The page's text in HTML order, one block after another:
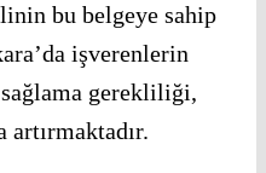
bu belgeye sahip
işverenlerin
gerekliliği,
artırmaktadır.